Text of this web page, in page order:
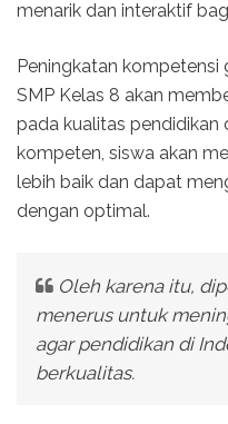
menarik dan interaktif
Peningkatan kompetensi
SMP Kelas 8 akan
pada kualitas pendidikan
kompeten, siswa akan
lebih baik dan dapat
dengan optimal.
Oleh karena itu,
menerus untuk
agar pendidikan di
berkualitas.